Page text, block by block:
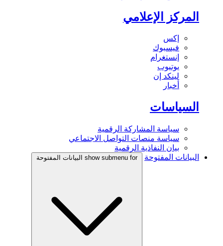
المركز الإعلامي
إكس
فيسبوك
إنستغرام
يوتيوب
لينكد إن
أخبار
السياسات
سياسة المشاركة الرقمية
سياسة منصات التواصل الاجتماعي
بيان النفاذية الرقمية
البيانات المفتوحة
show submenu for البيانات المفتوحة